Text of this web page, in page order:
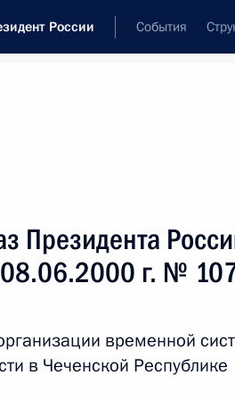
России События
в документе
Президента
г. №
временной
в Чеченской Республике